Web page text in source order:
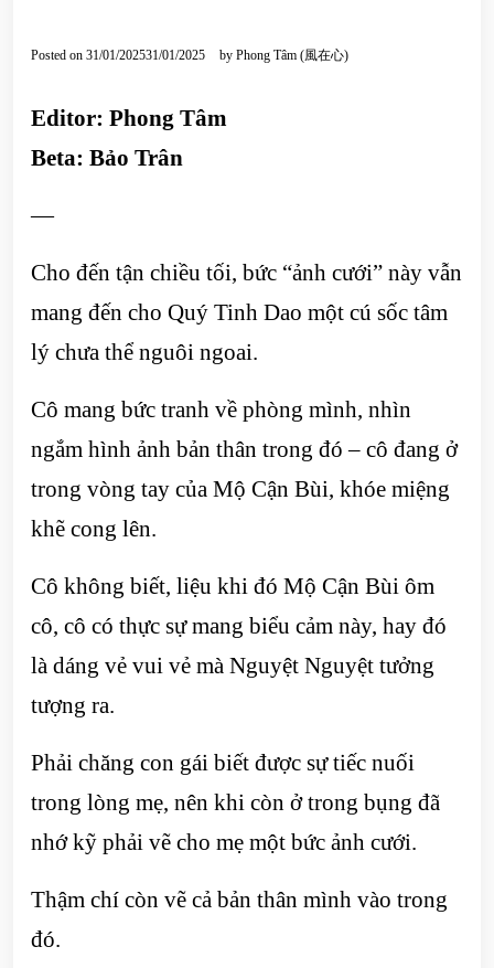
Posted on 31/01/202531/01/2025 by Phong Tâm (風在心)
Editor: Phong Tâm
Beta: Bảo Trân
—
Cho đến tận chiều tối, bức “ảnh cưới” này vẫn
mang đến cho Quý Tinh Dao một cú sốc tâm
lý chưa thể nguôi ngoai.
Cô mang bức tranh về phòng mình, nhìn
ngắm hình ảnh bản thân trong đó – cô đang ở
trong vòng tay của Mộ Cận Bùi, khóe miệng
khẽ cong lên.
Cô không biết, liệu khi đó Mộ Cận Bùi ôm
cô, cô có thực sự mang biểu cảm này, hay đó
là dáng vẻ vui vẻ mà Nguyệt Nguyệt tưởng
tượng ra.
Phải chăng con gái biết được sự tiếc nuối
trong lòng mẹ, nên khi còn ở trong bụng đã
nhớ kỹ phải vẽ cho mẹ một bức ảnh cưới.
Thậm chí còn vẽ cả bản thân mình vào trong
đó.